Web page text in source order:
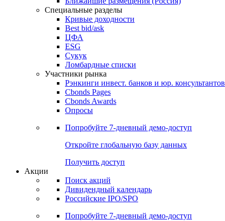
Специальные разделы
Кривые доходности
Best bid/ask
ЦФА
ESG
Сукук
Ломбардные списки
Участники рынка
Рэнкинги инвест. банков и юр. консультантов
Cbonds Pages
Cbonds Awards
Опросы
Попробуйте 7-дневный демо-доступ
Откройте глобальную базу данных
Получить доступ
Акции
Поиск акций
Дивидендный календарь
Российские IPO/SPO
Попробуйте 7-дневный демо-доступ